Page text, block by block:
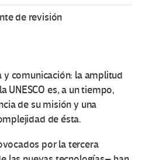
de revisión
y comunicación: la amplitud
es, a un tiempo,
de su misión y una
de ésta.
por la tercera